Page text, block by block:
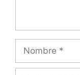
Nombre